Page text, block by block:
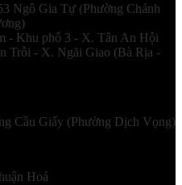
Ngô Gia Tự (Phường Chánh
- Khu phố 3 - X. Tân An Hội
Trỗi - X. Ngãi Giao (Bà Rịa -
Cầu Giấy (Phường Dịch Vọng)
Hoá